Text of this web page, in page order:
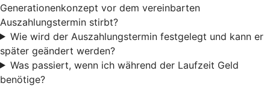
Generationenkonzept vor dem vereinbarten
Auszahlungstermin stirbt?
Wie wird der Auszahlungstermin festgelegt und kann er
später geändert werden?
Was passiert, wenn ich während der Laufzeit Geld
benötige?